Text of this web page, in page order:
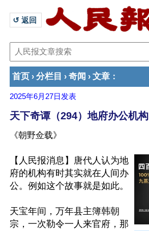
↺ 返回
首页 › 分栏目 › 奇闻 › 文章 ：
2025年6月27日 发表
天下奇谭（294）地府办公机构
《朝野佥载》
【人民报消息】唐代人认为地
府的机构有时其实就在人间办
公。例如这个故事就是如此。
天宝年间，万年县主簿韩朝
宗，一次勒令一人来官府，那